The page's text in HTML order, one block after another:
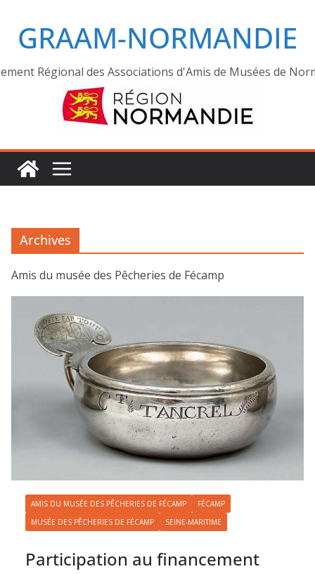
GRAAM-NORMANDIE
Régional des Associations d'Amis de Musées de
Archives
Amis du musée des Pêcheries de Fécamp
AMIS DU MUSÉE DES PÊCHERIES DE FÉCAMP
FÉCAMP
MUSÉE DES PÊCHERIES DE FÉCAMP
SEINE-MARITIME
Participation au financement